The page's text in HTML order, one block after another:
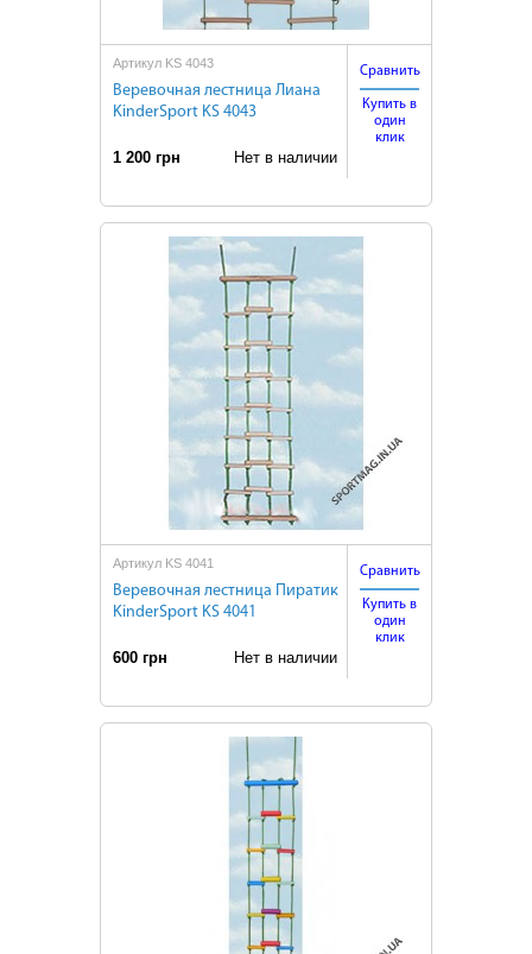
Артикул KS 4043
Веревочная лестница Лиана
KinderSport KS 4043
1 200 грн Нет в наличии
Сравнить
Купить в
один
клик
Артикул KS 4041
Веревочная лестница Пиратик
KinderSport KS 4041
600 грн Нет в наличии
Сравнить
Купить в
один
клик